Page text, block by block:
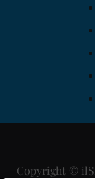
Copyright ©